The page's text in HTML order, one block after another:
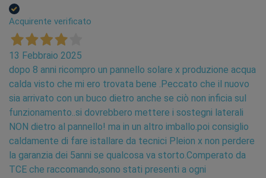
•Strato di EVOH di alcuni decimi di micron, che
funge da barriera all'ossigeno per prevenire
l'ossidazione e la corrosione dei componenti
metallici dell'impianto.
• Ulteriore strato di adesivo polimerico.
• Strato esterno in PE-Xb, un polietilene ad alta
densità reticolato tramite metodo a silani.
Klett Pipe
Tubo Pe-Rt Con Barriera All’ossigeno, Avvolto Con
Velcro KLETTPIPE è un tubo PE-RT pre-
Acquirente verificato
13 Febbraio 2025
dopo 8 anni ricompro un pannello solare x produzione acqua
calda visto che mi ero trovata bene .Peccato che il nuovo
sia arrivato con un buco dietro anche se ciò non inficia sul
funzionamento..si dovrebbero mettere i sostegni laterali
NON dietro al pannello! ma in un altro imballo.poi consiglio
caldamente di fare istallare da tecnici Pleion x non perdere
la garanzia dei 5anni se qualcosa va storto.Comperato da
TCE che raccomando,sono stati presenti a ogni